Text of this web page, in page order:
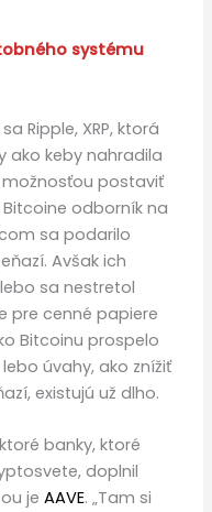
systému
Ripple, XRP, ktorá
ako keby nahradila
možnosťou postaviť
odborník na
sa podarilo
Avšak ich
sa nestretol
pre cenné papiere
Bitcoinu prospelo
úvahy, ako znížiť
existujú už dlho.
banky, ktoré
doplnil
jeAAVE. „Tam si